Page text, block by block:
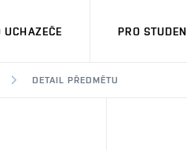
UCHAZEČE PRO
DETAIL PŘEDMĚTU